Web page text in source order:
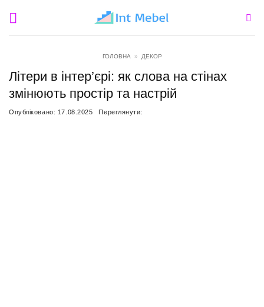
ГОЛОВНА » ДЕКОР
Літери в інтер’єрі: як слова на стінах
змінюють простір та настрій
Опубліковано: 17.08.2025 Переглянути: